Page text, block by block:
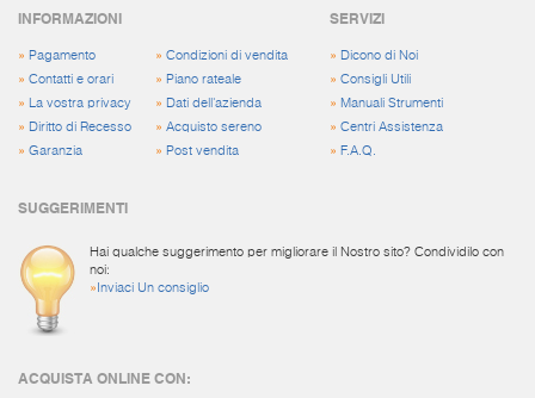
INFORMAZIONI
» Pagamento
» Contatti e orari
» La vostra privacy
» Diritto di Recesso
» Garanzia
» Condizioni di vendita
» Piano rateale
» Dati dell'azienda
» Acquisto sereno
» Post vendita
SERVIZI
» Dicono di Noi
»Consigli Utili
» Manuali Strumenti
»Centri Assistenza
» F.A.Q.
SUGGERIMENTI
Hai qualche suggerimento per migliorare il Nostro sito? Condividilo con
noi:
» Inviaci Un consiglio
ACQUISTA ONLINE CON: